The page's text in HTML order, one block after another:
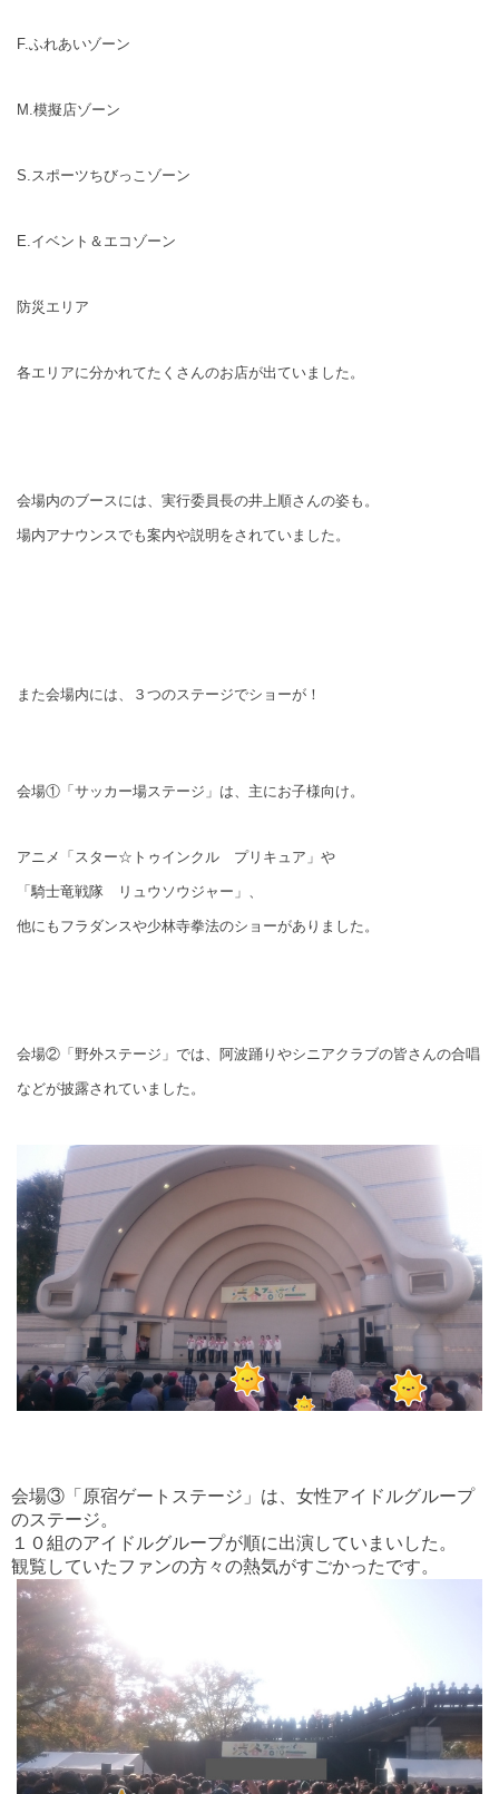
F.ふれあいゾーン
M.模擬店ゾーン
S.スポーツちびっこゾーン
E.イベント＆エコゾーン
防災エリア
各エリアに分かれてたくさんのお店が出ていました。
会場内のブースには、実行委員長の井上順さんの姿も。
場内アナウンスでも案内や説明をされていました。
また会場内には、３つのステージでショーが！
会場①「サッカー場ステージ」は、主にお子様向け。
アニメ「スター☆トゥインクル プリキュア」や
「騎士竜戦隊 リュウソウジャー」、
他にもフラダンスや少林寺拳法のショーがありました。
会場②「野外ステージ」では、阿波踊りやシニアクラブの皆さんの合唱
などが披露されていました。
会場③「原宿ゲートステージ」は、女性アイドルグループ
のステージ。
１０組のアイドルグループが順に出演していまいした。
観覧していたファンの方々の熱気がすごかったです。